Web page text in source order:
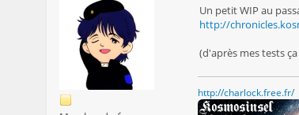
Un petit WIP au
http://
(d'après mes tests
http://charlock.free.fr/